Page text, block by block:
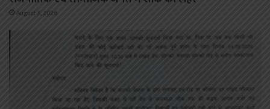
August 3, 2026